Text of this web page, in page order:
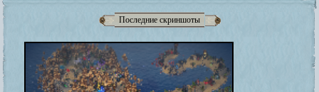
Последние скриншоты